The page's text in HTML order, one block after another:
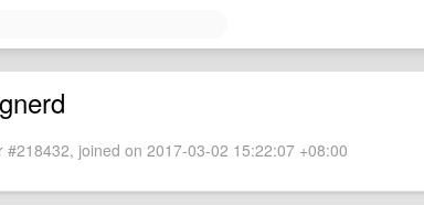
#218432, joined on 2017-03-02 15:22:07 +08:00